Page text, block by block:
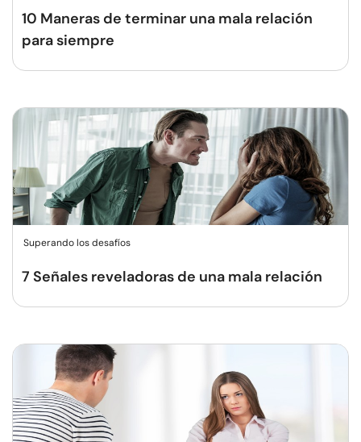
10 Maneras de terminar una mala relación
para siempre
Superando los desafíos
7 Señales reveladoras de una mala relación